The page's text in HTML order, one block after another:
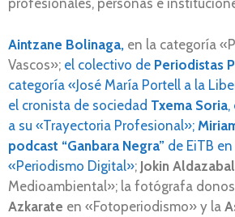
profesionales, personas e
Aintzane Bolinaga, en la categoría
Vascos»; el colectivo de Periodistas
categoría «José María Portell a la
el cronista de sociedad Txema Soria,
a su «Trayectoria Profesional»;
podcast “Ganbara Negra” de EiTB
«Periodismo Digital»; Jokin
Medioambiental»; la fotógrafa
Azkarate en «Fotoperiodismo» y la